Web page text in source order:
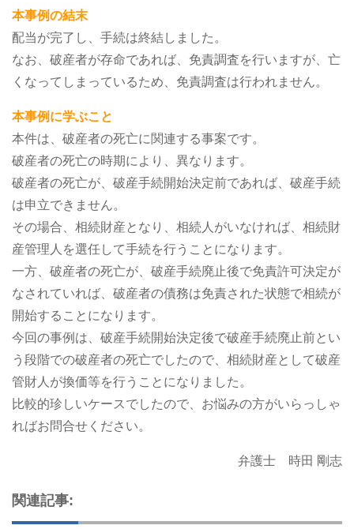
本事例の結末
配当が完了し、手続は終結しました。
なお、破産者が存命であれば、免責調査を行いますが、亡
くなってしまっているため、免責調査は行われません。
本事例に学ぶこと
本件は、破産者の死亡に関連する事案です。
破産者の死亡の時期により、異なります。
破産者の死亡が、破産手続開始決定前であれば、破産手続
は申立できません。
その場合、相続財産となり、相続人がいなければ、相続財
産管理人を選任して手続を行うことになります。
一方、破産者の死亡が、破産手続廃止後で免責許可決定が
なされていれば、破産者の債務は免責された状態で相続が
開始することになります。
今回の事例は、破産手続開始決定後で破産手続廃止前とい
う段階での破産者の死亡でしたので、相続財産として破産
管財人が換価等を行うことになりました。
比較的珍しいケースでしたので、お悩みの方がいらっしゃ
ればお問合せください。
弁護士 時田 剛志
関連記事: